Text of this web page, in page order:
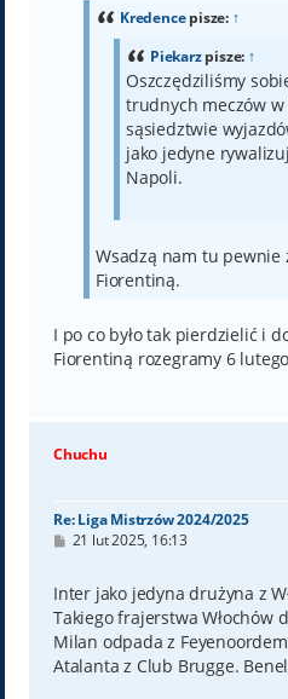
Kredencepisze: ↑
Piekarzpisze: ↑
Oszczędziliśmy
trudnych meczów
sąsiedztwie
jako jedyne
Napoli.
Wsadzą nam tu pewnie
Fiorentiną.
I po co było tak pierdzielić i
Fiorentiną rozegramy 6
Chuchu
Re: Liga Mistrzów 2024/2025
P
t
21 lut 2025, 16:13
Inter jako jedyna drużyna z
Takiego frajerstwa Włochów
Milan odpada z
Atalanta z Club Brugge.